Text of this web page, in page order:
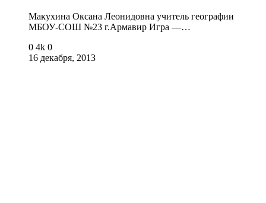
Макухина Оксана Леонидовна учитель географии
МБОУ-СОШ №23 г.Армавир Игра —…
0 4k 0
16 декабря, 2013